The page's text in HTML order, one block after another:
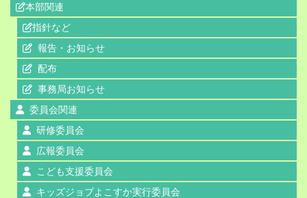
本部関連
指針など
報告・お知らせ
配布
事務局お知らせ
委員会関連
研修委員会
広報委員会
こども支援委員会
キッズジョブよこすか実行委員会